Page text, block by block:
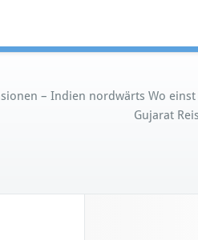
– Indien nordwärts Wo
Gujarat